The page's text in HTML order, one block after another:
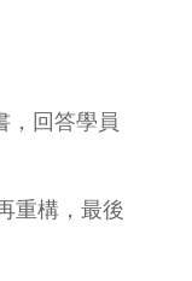
，回答學員
重構，最後